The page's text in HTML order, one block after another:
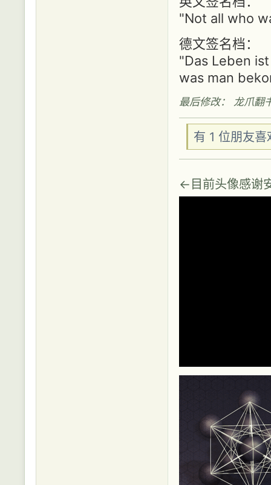
"Not all who
德文签名档：
"Das Leben
was man
最后修改： 龙爪
有 1 位朋友
←目前头像感谢